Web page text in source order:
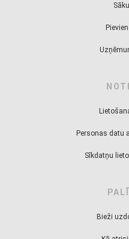
Personas datu
Sīkdatņu
Bieži